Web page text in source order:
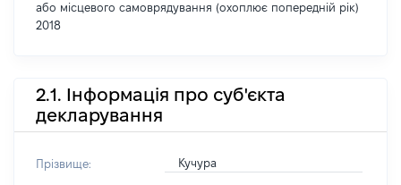
або місцевого самоврядування (охоплює попередній рік)
2018
2.1. Інформація про суб'єкта
декларування
Прізвище: Кучура